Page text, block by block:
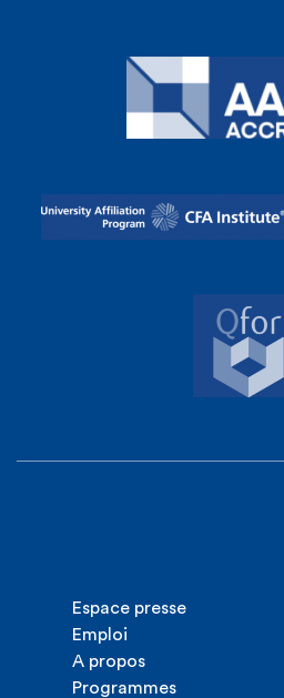
Espace presse
Emploi
A propos
Programmes